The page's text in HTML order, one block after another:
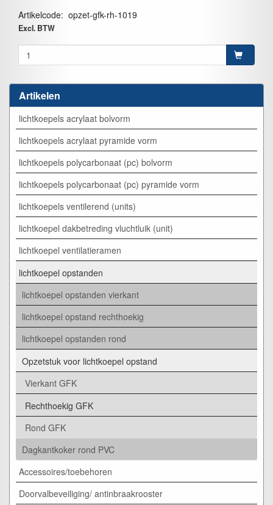
Artikelen
lichtkoepels acrylaat bolvorm
lichtkoepels acrylaat pyramide vorm
lichtkoepels polycarbonaat (pc) bolvorm
lichtkoepels polycarbonaat (pc) pyramide vorm
lichtkoepels ventilerend (units)
lichtkoepel dakbetreding vluchtluik (unit)
lichtkoepel ventilatieramen
lichtkoepel opstanden
lichtkoepel opstanden vierkant
lichtkoepel opstand rechthoekig
lichtkoepel opstanden rond
Opzetstuk voor lichtkoepel opstand
Vierkant GFK
Rechthoekig GFK
Rond GFK
Dagkantkoker rond PVC
Accessoires/toebehoren
Doorvalbeveiliging/ antinbraakrooster
Artikelcode: opzet-gfk-rh-1019
Excl. BTW